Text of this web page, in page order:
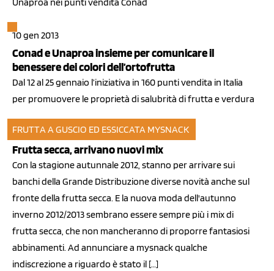
10 gen 2013
Conad e Unaproa insieme per comunicare il
benessere dei colori dell’ortofrutta
Dal 12 al 25 gennaio l’iniziativa in 160 punti vendita in Italia
per promuovere le proprietà di salubrità di frutta e verdura
FRUTTA A GUSCIO ED ESSICCATA MYSNACK
24 ott 2012
Frutta secca, arrivano nuovi mix
Con la stagione autunnale 2012, stanno per arrivare sui
banchi della Grande Distribuzione diverse novità anche sul
fronte della frutta secca. E la nuova moda dell'autunno
inverno 2012/2013 sembrano essere sempre più i mix di
frutta secca, che non mancheranno di proporre fantasiosi
abbinamenti. Ad annunciare a mysnack qualche
indiscrezione a riguardo è stato il […]